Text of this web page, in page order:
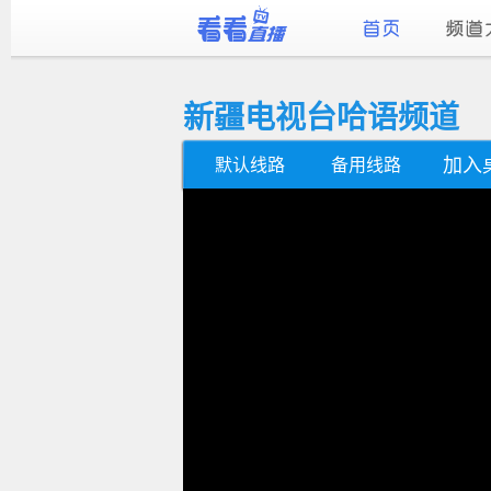
新疆电视台哈语频道
默认线路 备用线路 加入